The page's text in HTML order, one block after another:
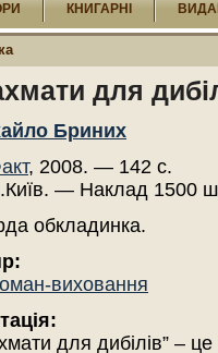
КНИГАРНІ
для
Бриних
, 2008. — 142 с.
— Наклад 1500
обкладинка.
виховання
для дибілів” – це